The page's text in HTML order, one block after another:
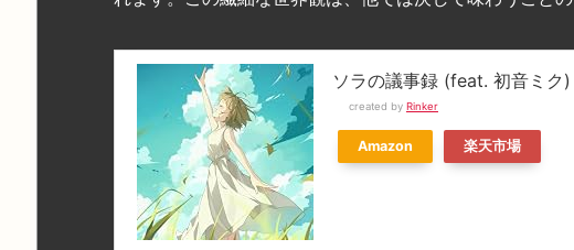
ソラの議事録 (feat. 初音ミク)
created by Rinker
Amazon 楽天市場